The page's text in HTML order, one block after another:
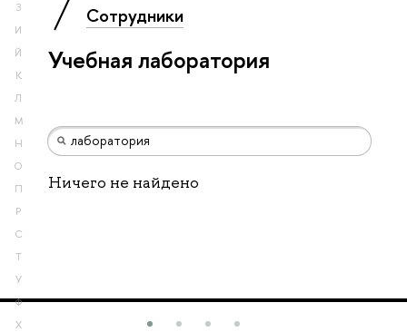
З
И
Й
К
Л
М
Н
О
П
Р
С
Т
У
Ф
Х
Сотрудники
Учебная лаборатория
Ничего не найдено